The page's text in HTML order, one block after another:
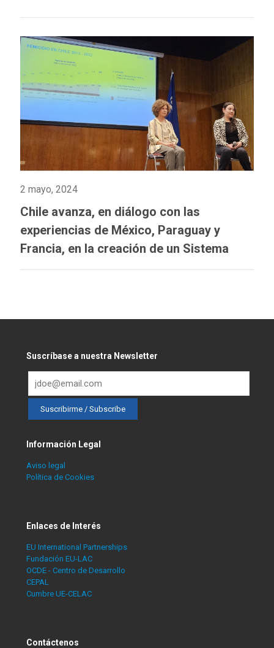
2 mayo, 2024
Chile avanza, en diálogo con las
experiencias de México, Paraguay y
Francia, en la creación de un Sistema
Integrado de Información sobre Violencia
Suscríbase a nuestra Newsletter
Información Legal
Aviso legal
Política de Cookies
Enlaces de Interés
EU International Partnerships
Fundación EU-LAC
OCDE - Centro de Desarrollo
CEPAL
Cumbre UE-CELAC
Contáctenos